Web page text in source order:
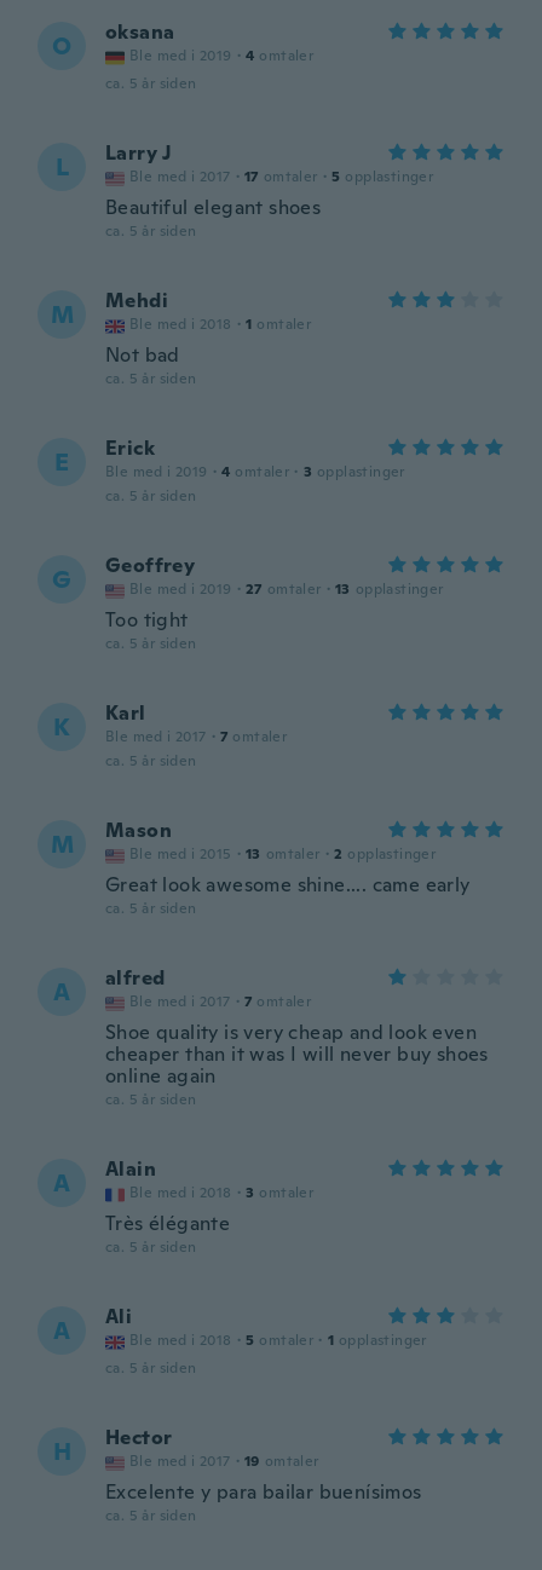
O oksana
Ble med i 2019 · 4 omtaler
ca. 5 år siden
L Larry J
Ble med i 2017 · 17 omtaler · 5 opplastinger
Beautiful elegant shoes
ca. 5 år siden
M Mehdi
Ble med i 2018 · 1 omtaler
Not bad
ca. 5 år siden
E Erick
Ble med i 2019 · 4 omtaler · 3 opplastinger
ca. 5 år siden
G Geoffrey
Ble med i 2019 · 27 omtaler · 13 opplastinger
Too tight
ca. 5 år siden
K Karl
Ble med i 2017 · 7 omtaler
ca. 5 år siden
M Mason
Ble med i 2015 · 13 omtaler · 2 opplastinger
Great look awesome shine.... came early
ca. 5 år siden
A alfred
Ble med i 2017 · 7 omtaler
Shoe quality is very cheap and look even
cheaper than it was I will never buy shoes
online again
ca. 5 år siden
A Alain
Ble med i 2018 · 3 omtaler
Très élégante
ca. 5 år siden
A Ali
Ble med i 2018 · 5 omtaler · 1 opplastinger
ca. 5 år siden
H Hector
Ble med i 2017 · 19 omtaler
Excelente y para bailar buenísimos
ca. 5 år siden